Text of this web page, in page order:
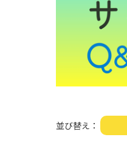
並び替え：